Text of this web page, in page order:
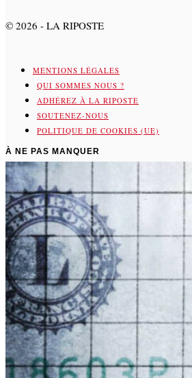
© 2026 - LA RIPOSTE
MENTIONS LÉGALES
QUI SOMMES NOUS ?
ADHÉREZ À LA RIPOSTE
SOUTENEZ-NOUS
POLITIQUE DE COOKIES (UE)
À NE PAS MANQUER